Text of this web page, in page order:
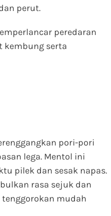
perut.
peredaran
kembung serta
pori-pori
lega. Mentol ini
pilek dan sesak napas.
rasa sejuk dan
mudah